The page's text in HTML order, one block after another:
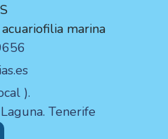
marina
).
Tenerife